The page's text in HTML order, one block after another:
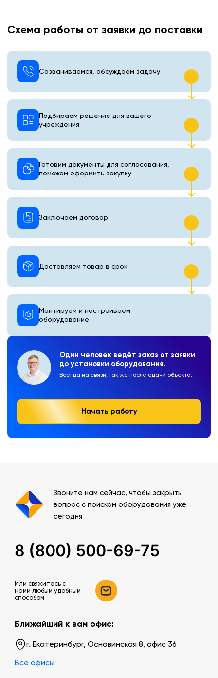
Схема работы от заявки до поставки
Один человек ведёт заказ от заявки
до установки оборудования.
Всегда на связи, так же после сдачи объекта.
Начать работу
Созваниваемся, обсуждаем задачу
Подбираем решение для вашего
учреждения
Готовим документы для согласования,
поможем оформить закупку
Монтируем и настраиваем
оборудование
Доставляем товар в срок
Заключаем договор
Звоните нам сейчас, чтобы закрыть
вопрос с поиском оборудования уже
сегодня
8 (800) 500-69-75
Или свяжитесь c
нами любым удобным
способом
Ближайший к вам офис:
г. Екатеринбург, Основинская 8, офис 36
Все офисы